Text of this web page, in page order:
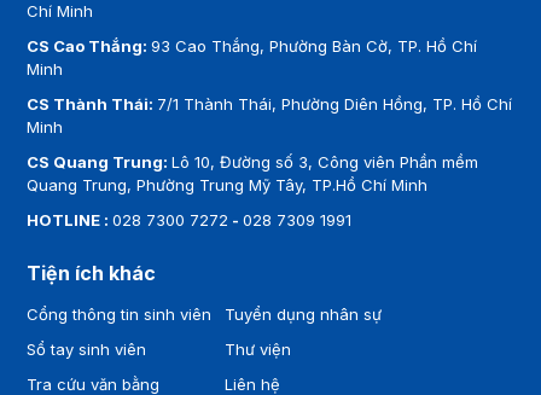
Chí Minh
CS Cao Thắng:93 Cao Thắng, Phường Bàn Cờ, TP. Hồ Chí
Minh
CS Thành Thái: 7/1 Thành Thái, Phường Diên Hồng, TP. Hồ Chí
Minh
CS Quang Trung:Lô 10, Đường số 3, Công viên Phần mềm
Quang Trung, Phường Trung Mỹ Tây, TP.Hồ Chí Minh
HOTLINE :028 7300 7272 -028 7309 1991
Tiện ích khác
Cổng thông tin sinh viên
Sổ tay sinh viên
Tra cứu văn bằng
Tuyển dụng nhân sự
Thư viện
Liên hệ